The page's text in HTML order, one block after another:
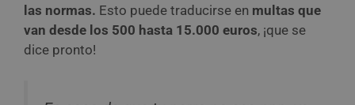
las normas. Esto puede traducirse en multas que
van desde los 500 hasta 15.000 euros, ¡que se
dice pronto!